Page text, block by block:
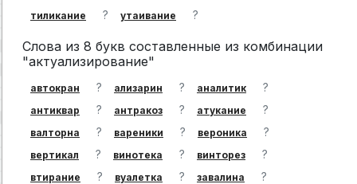
тиликание ? утаивание ?
Слова из 8 букв составленные из комбинации
"актуализирование"
автокран ? ализарин ? аналитик ?
антиквар ? антракоз ? атукание ?
валторна ? вареники ? вероника ?
вертикал ? винотека ? винторез ?
втирание ? вуалетка ? завалина ?